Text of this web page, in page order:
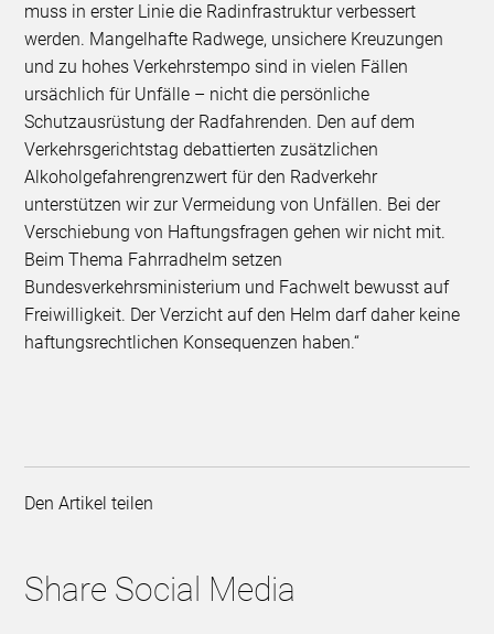
muss in erster Linie die Radinfrastruktur verbessert
werden. Mangelhafte Radwege, unsichere Kreuzungen
und zu hohes Verkehrstempo sind in vielen Fällen
ursächlich für Unfälle – nicht die persönliche
Schutzausrüstung der Radfahrenden. Den auf dem
Verkehrsgerichtstag debattierten zusätzlichen
Alkoholgefahrengrenzwert für den Radverkehr
unterstützen wir zur Vermeidung von Unfällen. Bei der
Verschiebung von Haftungsfragen gehen wir nicht mit.
Beim Thema Fahrradhelm setzen
Bundesverkehrsministerium und Fachwelt bewusst auf
Freiwilligkeit. Der Verzicht auf den Helm darf daher keine
haftungsrechtlichen Konsequenzen haben.“
Den Artikel teilen
Share Social Media